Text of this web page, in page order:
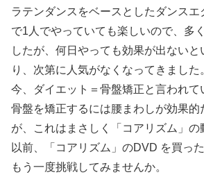
ラテンダンスをベースとしたダンスエ
で1人でやっていても楽しいので、多
したが、何日やっても効果が出ない
り、次第に人気がなくなってきました
今、ダイエット＝骨盤矯正と言われて
骨盤を矯正するには腰まわしが効果的
が、これはまさしく「コアリズム」の
以前、「コアリズム」のDVD を買っ
もう一度挑戦してみませんか。